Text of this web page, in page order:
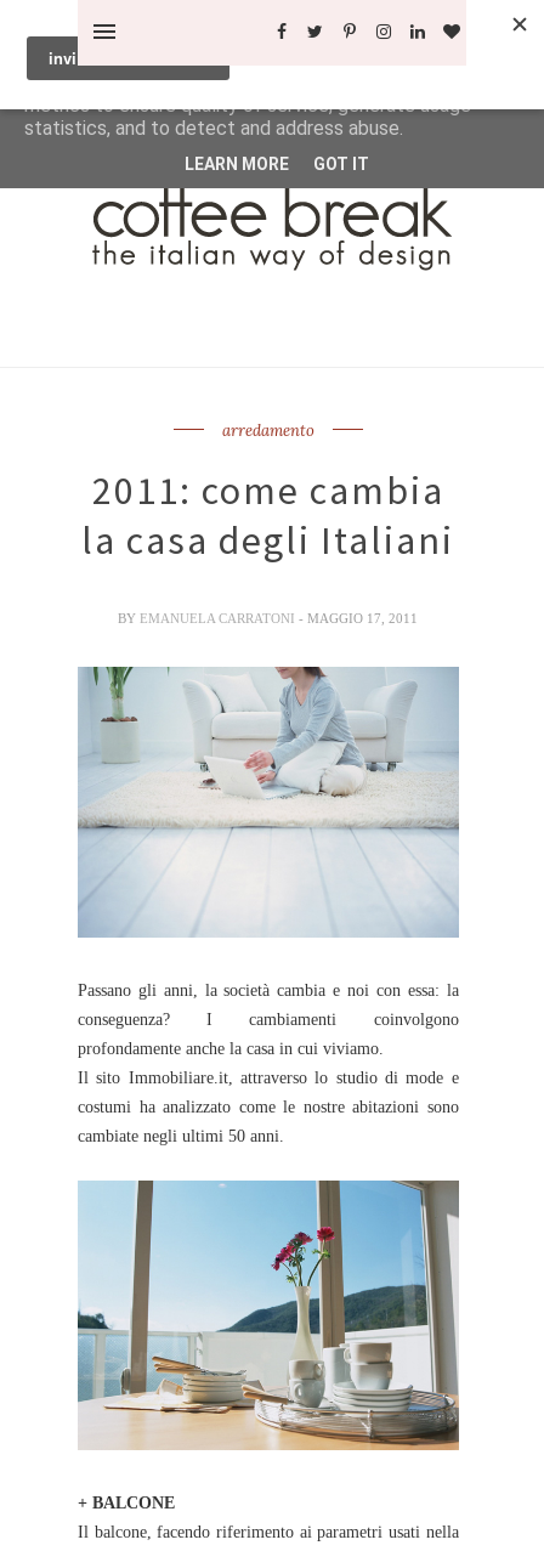
arredamento
2011: come cambia
la casa degli Italiani
BY EMANUELA CARRATONI- MAGGIO 17, 2011
Passano gli anni, la società cambia e noi con essa: la
conseguenza? I cambiamenti coinvolgono
profondamente anche la casa in cui viviamo.
Il sito Immobiliare.it, attraverso lo studio di mode e
costumi ha analizzato come le nostre abitazioni sono
cambiate negli ultimi 50 anni.
+ BALCONE
Il balcone, facendo riferimento ai parametri usati nella
This site uses cookies from Google to deliver its services
and to analyze traffic. Your IP address and user-agent are
shared with Google along with performance and security
metrics to ensure quality of service, generate usage
statistics, and to detect and address abuse.
LEARN MORE GOT IT